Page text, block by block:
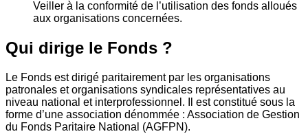
Veiller à la conformité de l’utilisation des fonds alloués
aux organisations concernées.
Qui dirige le Fonds ?
Le Fonds est dirigé paritairement par les organisations
patronales et organisations syndicales représentatives au
niveau national et interprofessionnel. Il est constitué sous la
forme d’une association dénommée : Association de Gestion
du Fonds Paritaire National (AGFPN).